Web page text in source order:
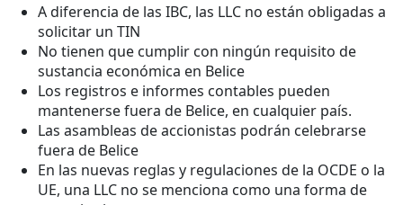
A diferencia de las IBC, las LLC no están obligadas a
solicitar un TIN
No tienen que cumplir con ningún requisito de
sustancia económica en Belice
Los registros e informes contables pueden
mantenerse fuera de Belice, en cualquier país.
Las asambleas de accionistas podrán celebrarse
fuera de Belice
En las nuevas reglas y regulaciones de la OCDE o la
UE, una LLC no se menciona como una forma de